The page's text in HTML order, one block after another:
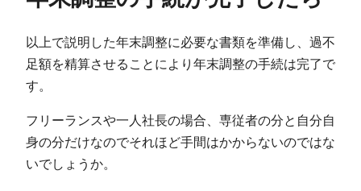
以上で説明した年末調整に必要な書類を準備し、過不
足額を精算させることにより年末調整の手続は完了で
す。
フリーランスや一人社長の場合、専従者の分と自分自
身の分だけなのでそれほど手間はかからないのではな
いでしょうか。